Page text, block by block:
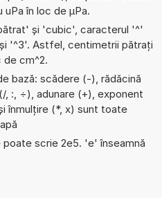
în loc de µPa.
și 'cubic', caracterul '^'
'^3'. Astfel, centimetrii pătrați
de cm^2.
bază: scădere (-), rădăcină
:, ÷), adunare (+), exponent
înmulțire (*, x) sunt toate
poate scrie 2e5. 'e' înseamnă